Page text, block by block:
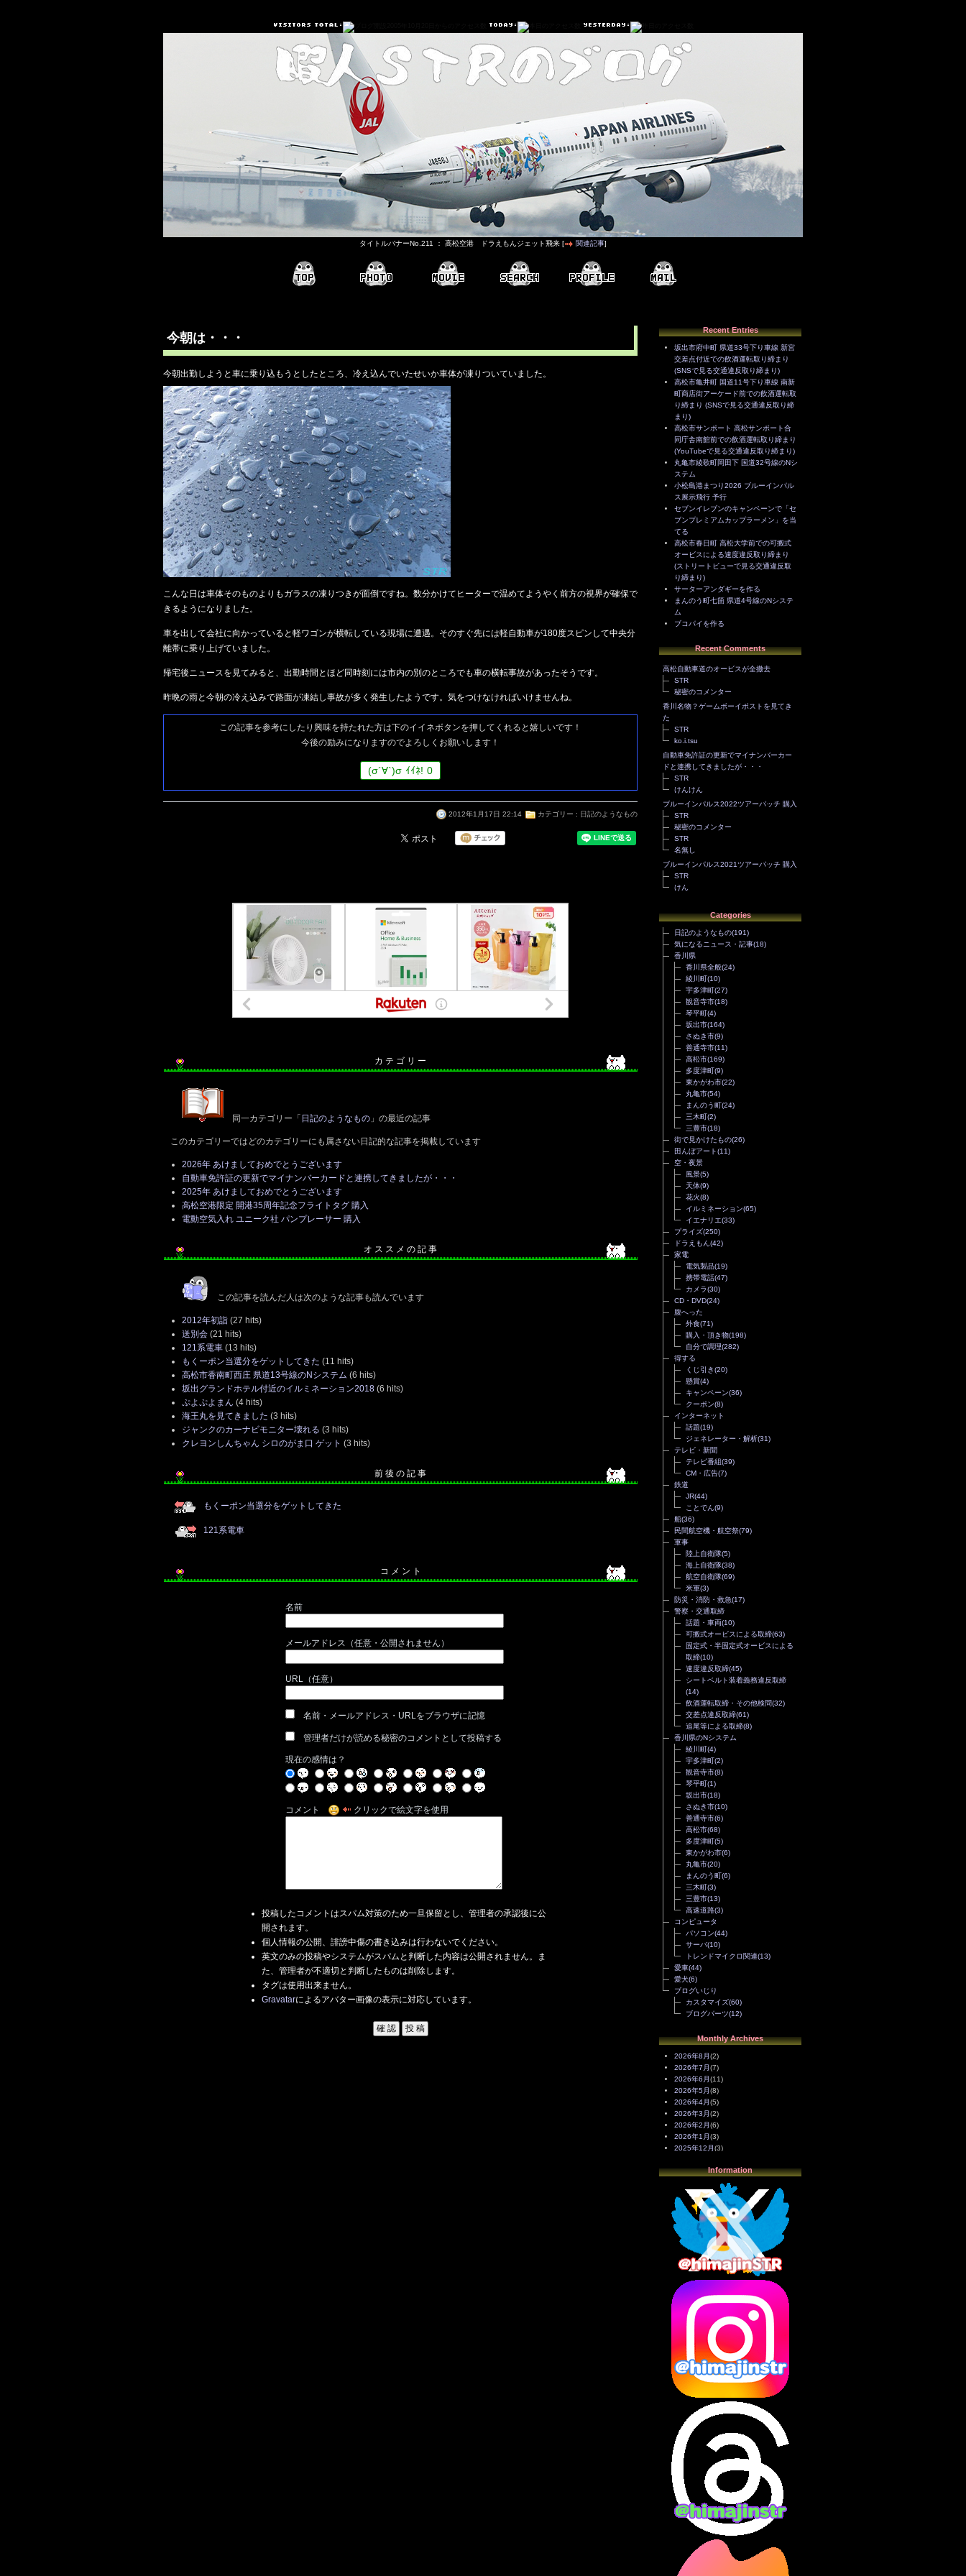
タイトルバナーNo.211 ： 高松空港 ドラえもんジェット飛来 [ 関連記事]
今朝は・・・
今朝出勤しようと車に乗り込もうとしたところ、冷え込んでいたせいか車体が凍りついていました。
こんな日は車体そのものよりもガラスの凍りつきが面倒ですね。数分かけてヒーターで温めてようやく前方の視界が確保で
きるようになりました。
車を出して会社に向かっていると軽ワゴンが横転している現場に遭遇。そのすぐ先には軽自動車が180度スピンして中央分
離帯に乗り上げていました。
帰宅後ニュースを見てみると、出勤時間とほど同時刻には市内の別のところでも車の横転事故があったそうです。
昨晩の雨と今朝の冷え込みで路面が凍結し事故が多く発生したようです。気をつけなければいけませんね。
この記事を参考にしたり興味を持たれた方は下のイイネボタンを押してくれると嬉しいです！
今後の励みになりますのでよろしくお願いします！
(σ´∀`)σ ｲｲﾈ! 0
2012年1月17日 22:14 カテゴリー : 日記のようなもの
カ テ ゴ リ ー
同一カテゴリー「 日記のようなもの 」の最近の記事
このカテゴリーではどのカテゴリーにも属さない日記的な記事を掲載しています
2026年 あけましておめでとうございます
自動車免許証の更新でマイナンバーカードと連携してきましたが・・・
2025年 あけましておめでとうございます
高松空港限定 開港35周年記念フライトタグ 購入
電動空気入れ ユニーク社 パンプレーサー 購入
オ ス ス メ の 記 事
この記事を読んだ人は次のような記事も読んでいます
2012年初詣 (27 hits)
送別会 (21 hits)
121系電車 (13 hits)
もくーポン当選分をゲットしてきた (11 hits)
高松市香南町西庄 県道13号線のNシステム (6 hits)
坂出グランドホテル付近のイルミネーション2018 (6 hits)
ぷよぷよまん (4 hits)
海王丸を見てきました (3 hits)
ジャンクのカーナビモニター壊れる (3 hits)
クレヨンしんちゃん シロのがま口 ゲット (3 hits)
前 後 の 記 事
もくーポン当選分をゲットしてきた
121系電車
コ メ ン ト
名前
メールアドレス（任意・公開されません）
URL（任意）
名前・メールアドレス・URLをブラウザに記憶
管理者だけが読める秘密のコメントとして投稿する
現在の感情は？
コメント クリックで絵文字を使用
投稿したコメントはスパム対策のため一旦保留とし、管理者の承認後に公
開されます。
個人情報の公開、誹謗中傷の書き込みは行わないでください。
英文のみの投稿やシステムがスパムと判断した内容は公開されません。ま
た、管理者が不適切と判断したものは削除します。
タグは使用出来ません。
Gravatarによるアバター画像の表示に対応しています。
Recent Entries
坂出市府中町 県道33号下り車線 新宮
交差点付近での飲酒運転取り締まり
(SNSで見る交通違反取り締まり)
高松市亀井町 国道11号下り車線 南新
町商店街アーケード前での飲酒運転取
り締まり (SNSで見る交通違反取り締
まり)
高松市サンポート 高松サンポート合
同庁舎南館前での飲酒運転取り締まり
(YouTubeで見る交通違反取り締まり)
丸亀市綾歌町岡田下 国道32号線のNシ
ステム
小松島港まつり2026 ブルーインパル
ス展示飛行 予行
セブンイレブンのキャンペーンで「セ
ブンプレミアムカップラーメン」を当
てる
高松市春日町 高松大学前での可搬式
オービスによる速度違反取り締まり
(ストリートビューで見る交通違反取
り締まり)
サーターアンダギーを作る
まんのう町七箇 県道4号線のNシステ
ム
ブコパイを作る
Recent Comments
高松自動車道のオービスが全撤去
STR
秘密のコメンター
香川名物？ゲームボーイポストを見てき
た
STR
ko.i.tsu
自動車免許証の更新でマイナンバーカー
ドと連携してきましたが・・・
STR
けんけん
ブルーインパルス2022ツアーパッチ 購入
STR
秘密のコメンター
STR
名無し
ブルーインパルス2021ツアーパッチ 購入
STR
けん
Categories
日記のようなもの(191)
気になるニュース・記事(18)
香川県
香川県全般(24)
綾川町(10)
宇多津町(27)
観音寺市(18)
琴平町(4)
坂出市(164)
さぬき市(9)
善通寺市(11)
高松市(169)
多度津町(9)
東かがわ市(22)
丸亀市(54)
まんのう町(24)
三木町(2)
三豊市(18)
街で見かけたもの(26)
田んぼアート(11)
空・夜景
風景(5)
天体(9)
花火(8)
イルミネーション(65)
イエナリエ(33)
プライズ(250)
ドラえもん(42)
家電
電気製品(19)
携帯電話(47)
カメラ(30)
CD・DVD(24)
腹へった
外食(71)
購入・頂き物(198)
自分で調理(282)
得する
くじ引き(20)
懸賞(4)
キャンペーン(36)
クーポン(8)
インターネット
話題(19)
ジェネレーター・解析(31)
テレビ・新聞
テレビ番組(39)
CM・広告(7)
鉄道
JR(44)
ことでん(9)
船(36)
民間航空機・航空祭(79)
軍事
陸上自衛隊(5)
海上自衛隊(38)
航空自衛隊(69)
米軍(3)
防災・消防・救急(17)
警察・交通取締
話題・車両(10)
可搬式オービスによる取締(63)
固定式・半固定式オービスによる
取締(10)
速度違反取締(45)
シートベルト装着義務違反取締
(14)
飲酒運転取締・その他検問(32)
交差点違反取締(61)
追尾等による取締(8)
香川県のNシステム
綾川町(4)
宇多津町(2)
観音寺市(8)
琴平町(1)
坂出市(18)
さぬき市(10)
善通寺市(6)
高松市(68)
多度津町(5)
東かがわ市(6)
丸亀市(20)
まんのう町(6)
三木町(3)
三豊市(13)
高速道路(3)
コンピュータ
パソコン(44)
サーバ(10)
トレンドマイクロ関連(13)
愛車(44)
愛犬(6)
ブログいじり
カスタマイズ(60)
ブログパーツ(12)
Monthly Archives
2026年8月(2)
2026年7月(7)
2026年6月(11)
2026年5月(8)
2026年4月(5)
2026年3月(2)
2026年2月(6)
2026年1月(3)
2025年12月(3)
2025年10月(3)
2025年8月 (3)
2025年7月(2)
2025年6月(1)
2025年5月
(7)
2025年4月(2)
2025年3月 (8)
2025年2月(10)
2025年1月
2024年12月
2024年11月(13)
2024年10月
2024年9月 (14)
2024年8月 (13)
2024年7月
(7)
2024年6月(10)
2024年5月(12)
2024年4月(15)
2024年3月
2024年1月
2023年12月
2023年11月 (4)
2023年10月
(3)
2023年9月
2023年8月(12)
2023年7月
(14)
2023年6月
2023年5月
(5)
2023年4月(6)
2023年3月
(3)
2023年1月
2022年12月
2022年11月
Information